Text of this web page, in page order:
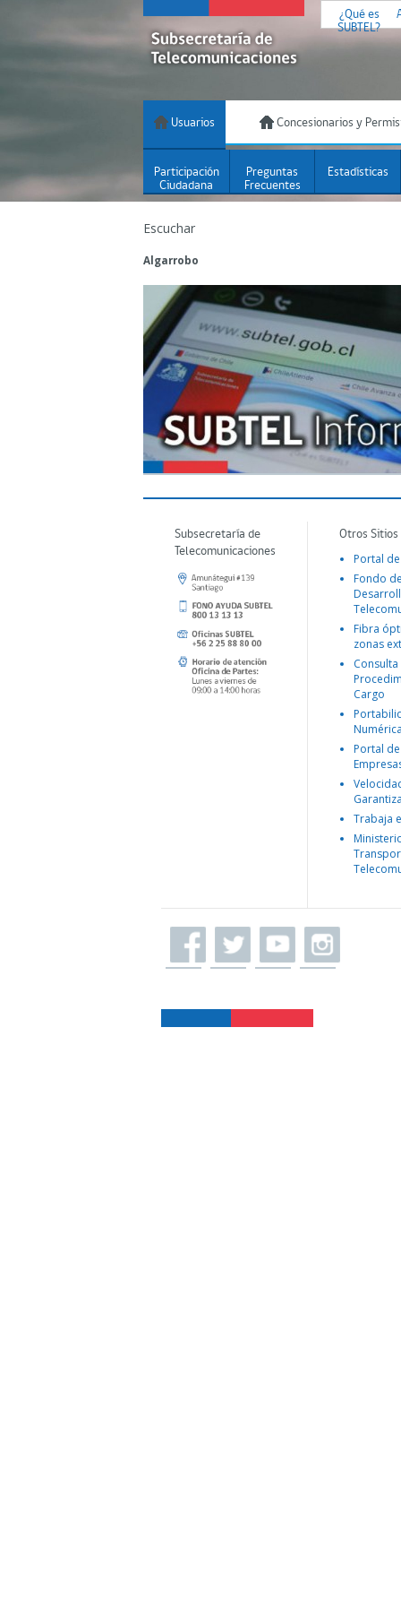
¿Qué es
SUBTEL?
Usuarios Concesionarios y
Participación
Ciudadana
Preguntas
Frecuentes
Estadísticas
Escuchar
Algarrobo
Subsecretaría de
Telecomunicaciones
Otros
Portal
Fondo
Fibra
zonas
Consulta
Cargo
Portal
Trabaja